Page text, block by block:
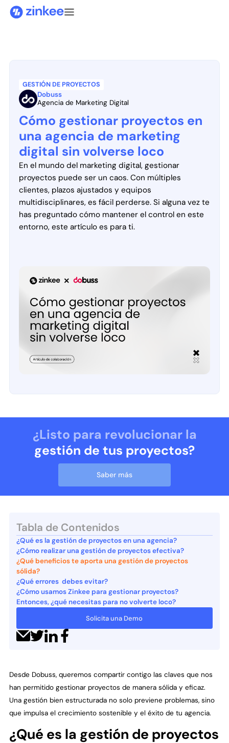
GESTIÓN DE PROYECTOS
Dobuss
Agencia de Marketing Digital
Cómo gestionar proyectos en
una agencia de marketing
digital sin volverse loco
En el mundo del marketing digital, gestionar
proyectos puede ser un caos. Con múltiples
clientes, plazos ajustados y equipos
multidisciplinares, es fácil perderse. Si alguna vez te
has preguntado cómo mantener el control en este
entorno, este artículo es para ti.
¿Listo para revolucionar la
gestión de tus proyectos?
Saber más
Tabla de Contenidos
¿Qué es la gestión de proyectos en una agencia?
¿Cómo realizar una gestión de proyectos efectiva?
¿Qué beneficios te aporta una gestión de proyectos
sólida?
¿Qué errores debes evitar?
¿Cómo usamos Zinkee para gestionar proyectos?
Entonces, ¿qué necesitas para no volverte loco?
Solicita una Demo
Desde Dobuss, queremos compartir contigo las claves que nos
han permitido gestionar proyectos de manera sólida y eficaz.
Una gestión bien estructurada no solo previene problemas, sino
que impulsa el crecimiento sostenible y el éxito de tu agencia.
¿Qué es la gestión de proyectos